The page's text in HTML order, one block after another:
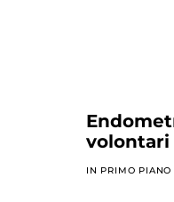
volontari
IN PRIMO PIANO